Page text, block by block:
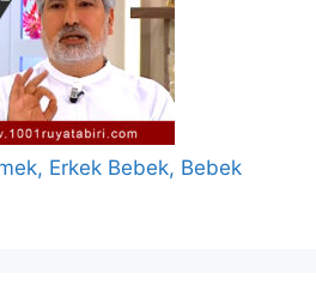
Erkek Bebek, Bebek